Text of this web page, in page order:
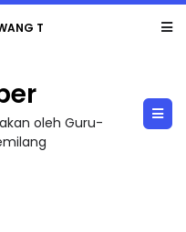
#141 #...
oleh Guru-